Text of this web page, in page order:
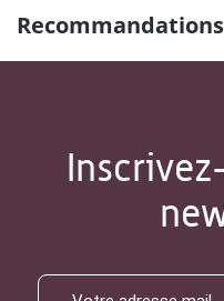
Recommandations